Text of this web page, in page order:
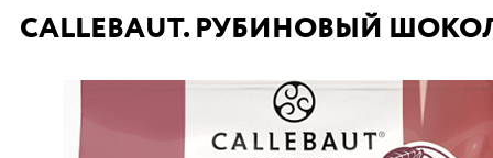
CALLEBAUT. РУБИНОВЫЙ